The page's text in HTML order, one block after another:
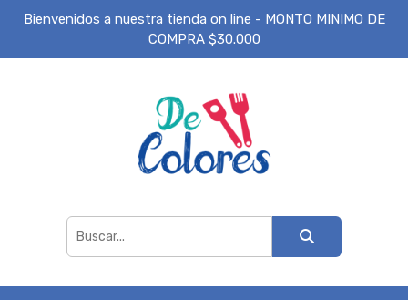
Bienvenidos a nuestra tienda on line - MONTO MINIMO DE
COMPRA $30.000